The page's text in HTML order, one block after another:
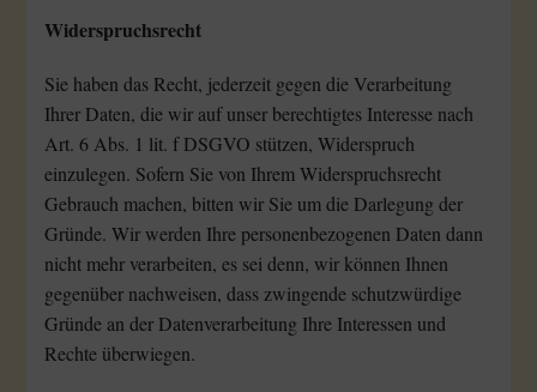
Widerspruchsrecht
Sie haben das Recht, jederzeit gegen die Verarbeitung
Ihrer Daten, die wir auf unser berechtigtes Interesse nach
Art. 6 Abs. 1 lit. f DSGVO stützen, Widerspruch
einzulegen. Sofern Sie von Ihrem Widerspruchsrecht
Gebrauch machen, bitten wir Sie um die Darlegung der
Gründe. Wir werden Ihre personenbezogenen Daten dann
nicht mehr verarbeiten, es sei denn, wir können Ihnen
gegenüber nachweisen, dass zwingende schutzwürdige
Gründe an der Datenverarbeitung Ihre Interessen und
Rechte überwiegen.